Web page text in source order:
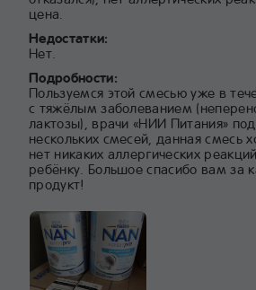
цена.
Недостатки:
Нет.
Подробности:
Пользуемся этой смесью уже в
с тяжёлым заболеванием
лактозы), врачи «НИИ Питания»
нескольких смесей, данная смесь
нет никаких аллергических
ребёнку. Большое спасибо вам за
продукт!